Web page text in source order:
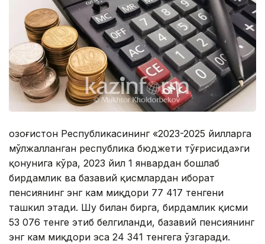
Қозоғистон Республикасининг «2023-2025 йилларга
мўлжалланган республика бюджети тўғрисида»ги
қонунига кўра, 2023 йил 1 январдан бошлаб
бирдамлик ва базавий қисмлардан иборат
пенсиянинг энг кам миқдори 77 417 тенгени
ташкил этади. Шу билан бирга, бирдамлик қисми
53 076 тенге этиб белгиланди, базавий пенсиянинг
энг кам миқдори эса 24 341 тенгега ўзгаради.